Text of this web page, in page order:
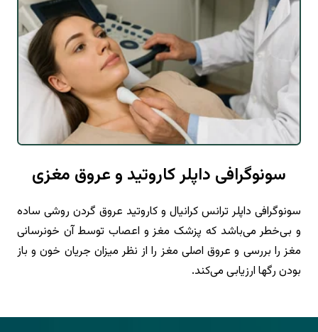
سونوگرافی داپلر کاروتید و عروق مغزی
سونوگرافی داپلر ترانس کرانیال و کاروتید عروق گردن روشی ساده
و بی‌خطر می‌باشد که پزشک مغز و اعصاب توسط آن خونرسانی
مغز را بررسی و عروق اصلی مغز را از نظر میزان جریان خون و باز
بودن رگها ارزیابی می‌کند.